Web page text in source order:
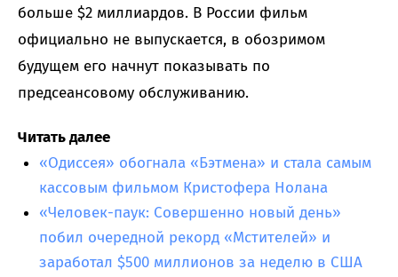
больше $2 миллиардов. В России фильм
официально не выпускается, в обозримом
будущем его начнут показывать по
предсеансовому обслуживанию.
Читать далее
«Одиссея» обогнала «Бэтмена» и стала самым
кассовым фильмом Кристофера Нолана
«Человек-паук: Совершенно новый день»
побил очередной рекорд «Мстителей» и
заработал $500 миллионов за неделю в США